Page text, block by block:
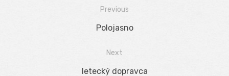
Previous
Previous
Polojasno
Next
Next
letecký dopravca